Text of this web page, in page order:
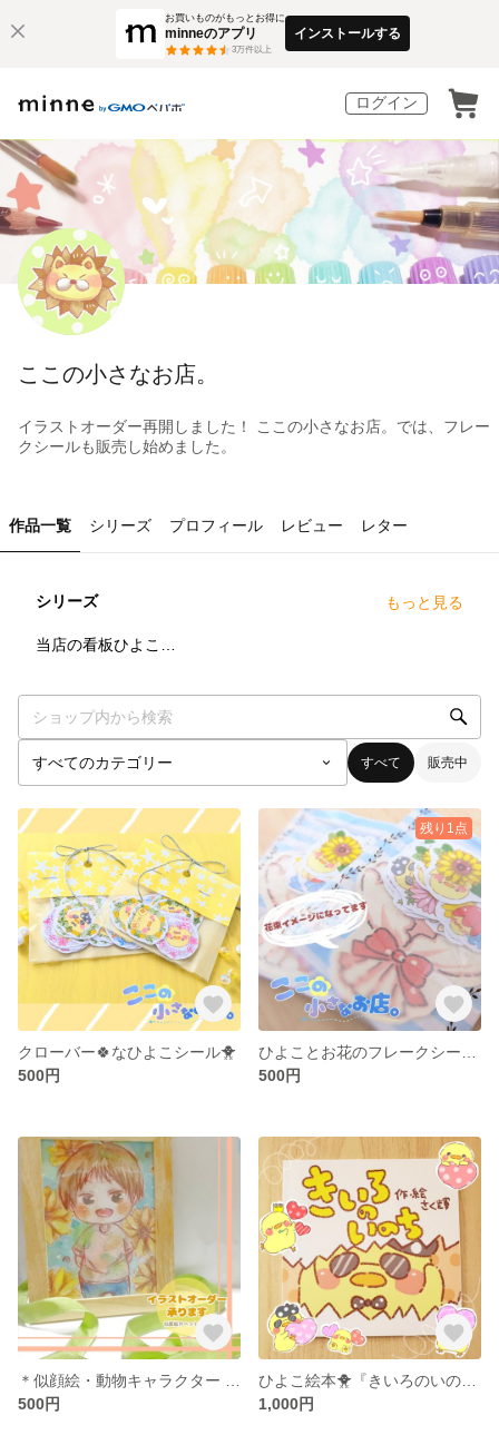
お買いものがもっとお得に
minneのアプリ
3万件以上
インストールする
ログイン
ここの小さなお店。
イラストオーダー再開しました！ ここの小さなお店。では、フレー
クシールも販売し始めました。
作品一覧 シリーズ プロフィール レビュー レター
シリーズ もっと見る
すべて 販売中
クローバー🍀なひよこシール🐥
500円
残り1点
500円
500円
1,000円